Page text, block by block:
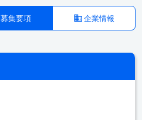
募集要項 企業情報